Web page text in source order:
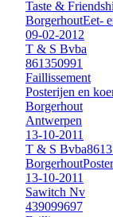
Taste &
BorgerhoutEet-
09-02-2012
T & S Bvba
861350991
Faillissement
Posterijen en
Borgerhout
Antwerpen
13-10-2011
T & S Bvba
Borgerhout
13-10-2011
Sawitch Nv
439099697